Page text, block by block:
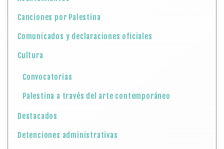
Canciones por Palestina
Comunicados y declaraciones oficiales
Cultura
Convocatorias
Palestina a través del arte contemporáneo
Destacados
Detenciones administrativas